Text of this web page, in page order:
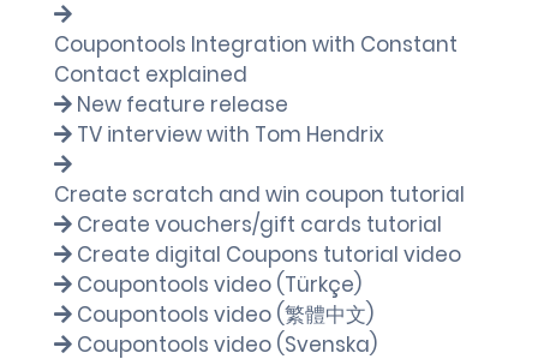
Coupontools Integration with Constant
Contact explained
New feature release
TV interview with Tom Hendrix
Create scratch and win coupon tutorial
Create vouchers/gift cards tutorial
Create digital Coupons tutorial video
Coupontools video (Türkçe)
Coupontools video (繁體中文)
Coupontools video (Svenska)